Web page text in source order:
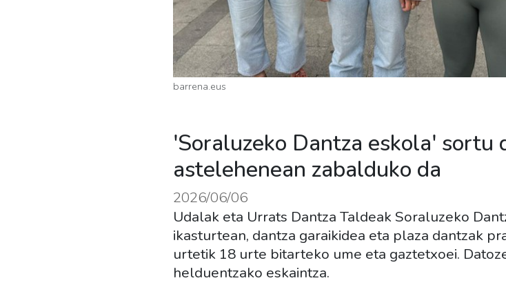
barrena.eus
'Soraluzeko Dantza eskola' sortu
astelehenean zabalduko da
2026/06/06
Udalak eta Urrats Dantza Taldeak Soraluzeko
ikasturtean, dantza garaikidea eta plaza dantzak
urtetik 18 urte bitarteko ume eta gaztetxoei.
helduentzako eskaintza.